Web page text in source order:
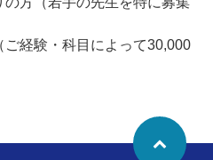
経験・科目によって30,000